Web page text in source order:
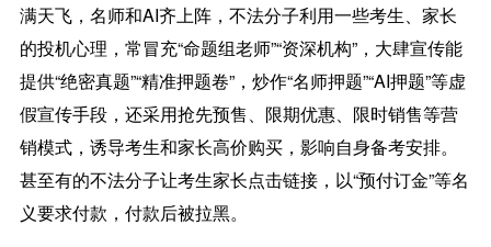
满天飞，名师和AI齐上阵，不法分子利用一些考生、家长
的投机心理，常冒充“命题组老师”“资深机构”，大肆宣传能
提供“绝密真题”“精准押题卷”，炒作“名师押题”“AI押题”等虚
假宣传手段，还采用抢先预售、限期优惠、限时销售等营
销模式，诱导考生和家长高价购买，影响自身备考安排。
甚至有的不法分子让考生家长点击链接，以“预付订金”等名
义要求付款，付款后被拉黑。